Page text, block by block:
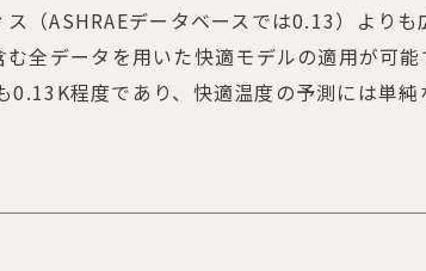
（ASHRAEデータベースでは0.13）より
全データを用いた快適モデルの適用が可
程度であり、快適温度の予測には単純